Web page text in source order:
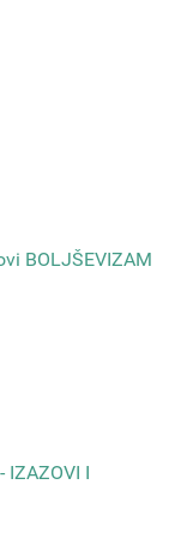
BOLJŠEVIZAM
IZAZOVI I